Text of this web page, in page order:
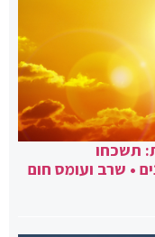
תשכחו
• שרב ועומס חום